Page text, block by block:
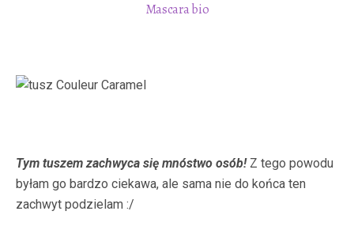
Mascara bio
Tym tuszem zachwyca się mnóstwo osób!Z tego powodu
byłam go bardzo ciekawa, ale sama nie do końca ten
zachwyt podzielam :/